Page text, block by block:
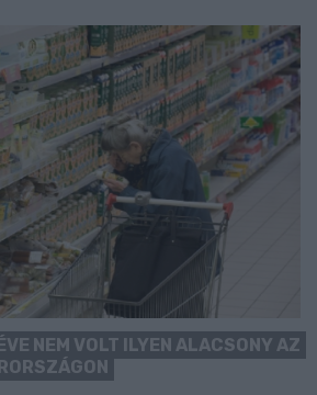
NEM VOLT ILYEN ALACSONY AZ